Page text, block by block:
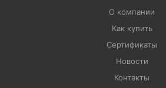
О компании
Как купить
Сертификаты
Новости
Контакты